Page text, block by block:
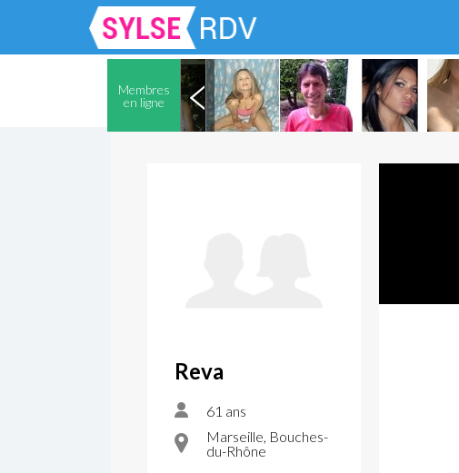
Membres
en ligne
Reva
61 ans
Marseille, Bouches-
du-Rhône